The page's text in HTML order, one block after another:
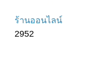
ร้านออนไลน์
2952